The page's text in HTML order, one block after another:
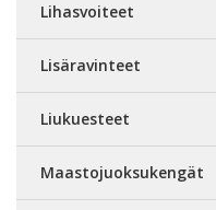
Lihasvoiteet
Lisäravinteet
Liukuesteet
Maastojuoksukengät